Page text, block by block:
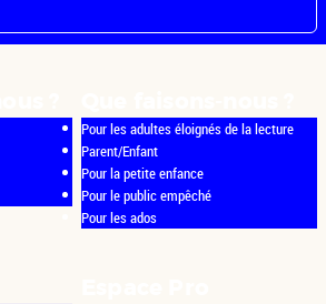
Pour les adultes éloignés de la lecture
Parent/Enfant
Pour la petite enfance
Pour le public empêché
Pour les ados